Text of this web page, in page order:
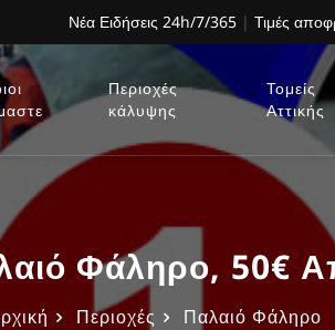
Νέα Ειδήσεις 24h/7/365 | Τιμές
Περιοχές
κάλυψης
Τομείς
Αττικής
Φάληρο, 50€
Περιοχές Παλαιό Φάληρο